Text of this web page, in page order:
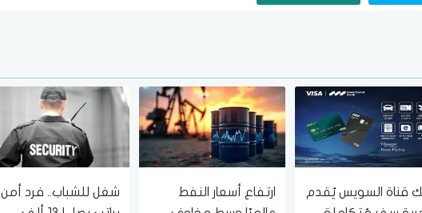
قناة السويس يُقدم
ارتفاع أسعار النفط
شغل للشباب.. فرد أمن